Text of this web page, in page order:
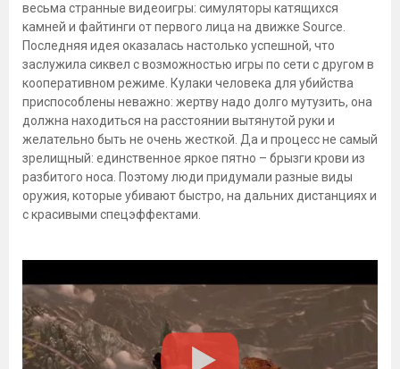
весьма странные видеоигры: симуляторы катящихся
камней и файтинги от первого лица на движке Source.
Последняя идея оказалась настолько успешной, что
заслужила сиквел с возможностью игры по сети с другом в
кооперативном режиме. Кулаки человека для убийства
приспособлены неважно: жертву надо долго мутузить, она
должна находиться на расстоянии вытянутой руки и
желательно быть не очень жесткой. Да и процесс не самый
зрелищный: единственное яркое пятно – брызги крови из
разбитого носа. Поэтому люди придумали разные виды
оружия, которые убивают быстро, на дальних дистанциях и
с красивыми спецэффектами.